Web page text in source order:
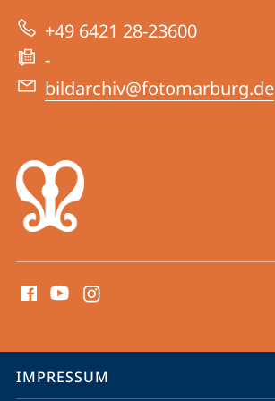
Website
-
Bildarchiv
Foto
Marburg
+49 6421 28-23600
-
bildarchiv@fotomarburg.de
Media
Service-
IMPRESSUM